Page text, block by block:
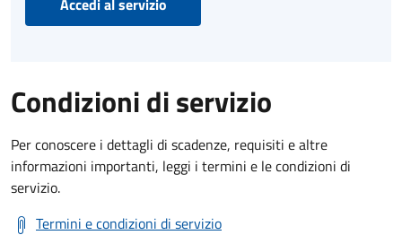
Condizioni di servizio
Per conoscere i dettagli di scadenze, requisiti e altre
informazioni importanti, leggi i termini e le condizioni di
servizio.
Termini e condizioni di servizio